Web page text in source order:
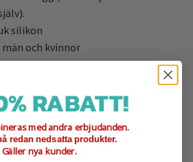
silikon
män och kvinnor
skotyperna
kan du själv kombinera höjden
inläggen som är 1cm per lager.
RABATT!
med andra erbjudanden.
redan nedsatta produkter.
Gäller nya kunder.